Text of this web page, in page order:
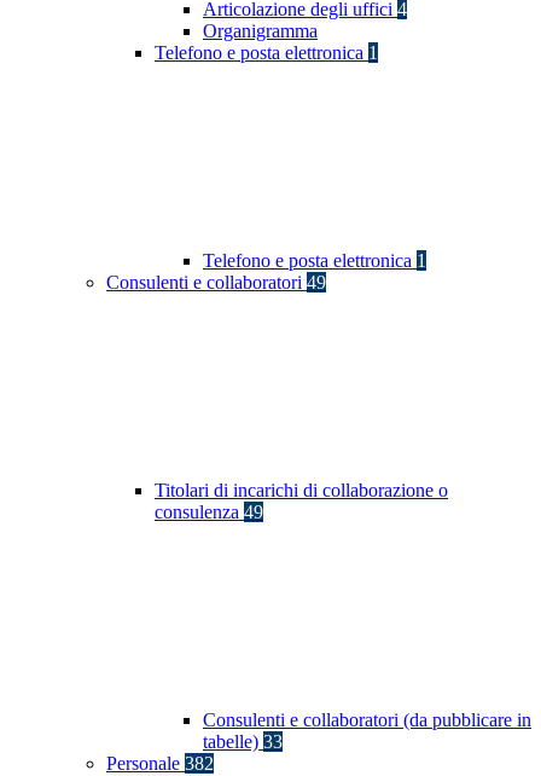
Articolazione degli uffici 4
Organigramma
Telefono e posta elettronica 1
Telefono e posta elettronica 1
Consulenti e collaboratori 49
Titolari di incarichi di collaborazione o
consulenza 49
Consulenti e collaboratori (da pubblicare in
tabelle) 33
Personale 382